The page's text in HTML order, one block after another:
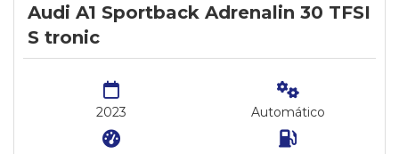
Audi A1 Sportback Adrenalin 30 TFSI
S tronic
2023 Automático